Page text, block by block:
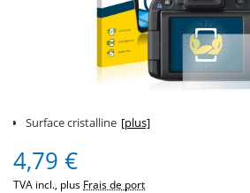
Surface cristalline [plus]
4,79 €
TVA incl., plus Frais de port